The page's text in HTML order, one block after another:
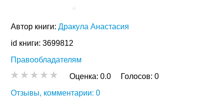
Автор книги:Дракула Анастасия
id книги: 3699812
Правообладателям
Оценка:0.0 Голосов:0
Отзывы, комментарии: 0